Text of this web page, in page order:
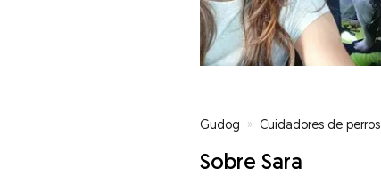
Gudog » Cuidadores de perros
Sobre Sara